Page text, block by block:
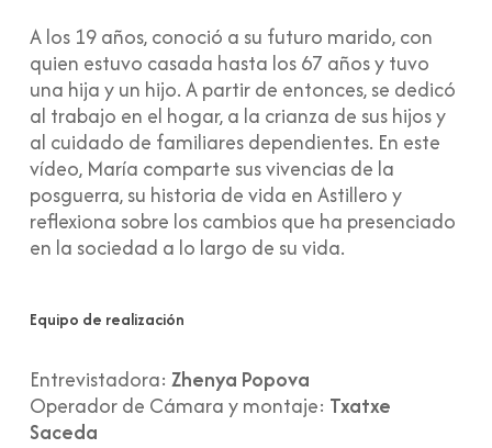
A los 19 años, conoció a su futuro marido, con
quien estuvo casada hasta los 67 años y tuvo
una hija y un hijo. A partir de entonces, se dedicó
al trabajo en el hogar, a la crianza de sus hijos y
al cuidado de familiares dependientes. En este
vídeo, María comparte sus vivencias de la
posguerra, su historia de vida en Astillero y
reflexiona sobre los cambios que ha presenciado
en la sociedad a lo largo de su vida.
Equipo de realización
Entrevistadora: Zhenya Popova
Operador de Cámara y montaje: Txatxe
Saceda